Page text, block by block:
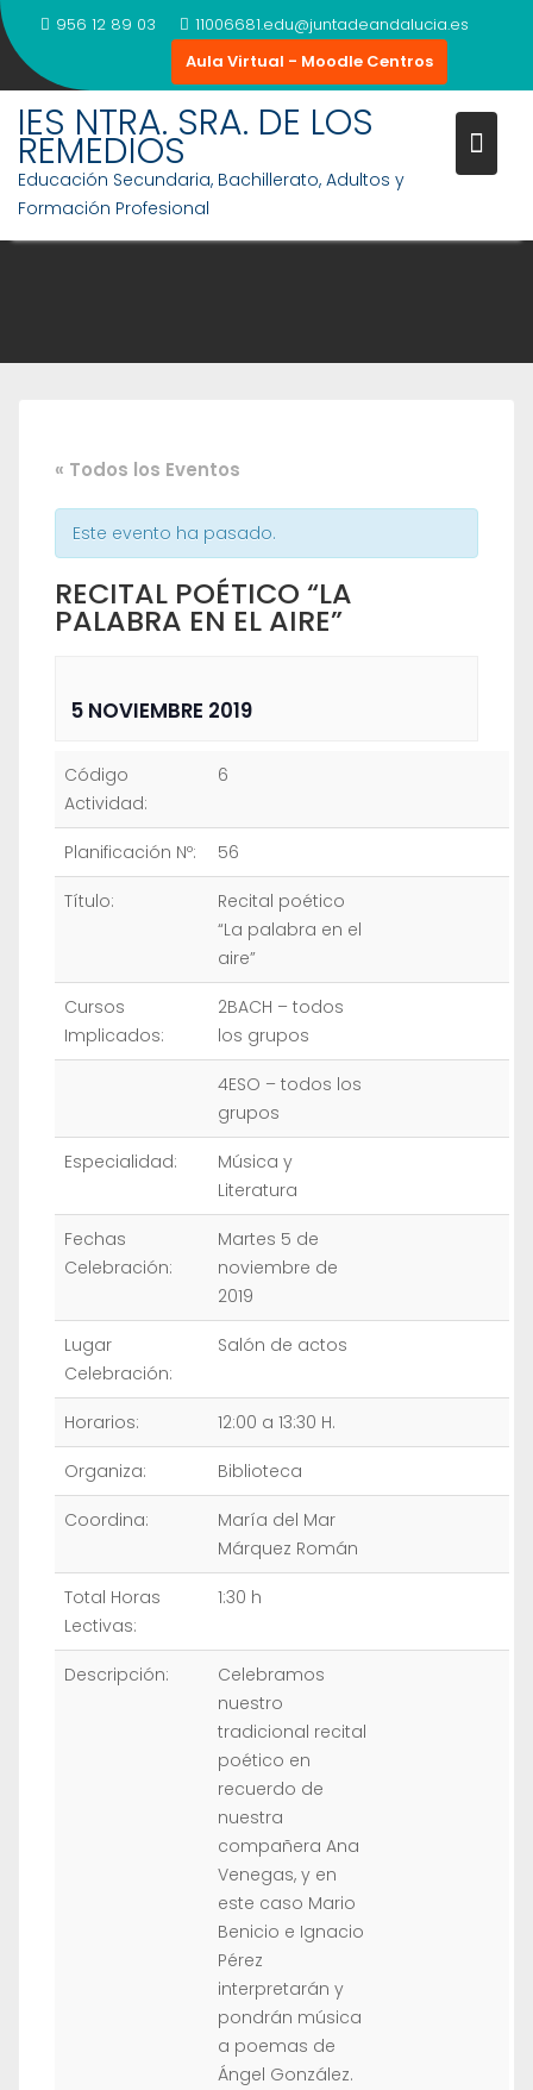
Saltar
al
contenido
956 12 89 03
11006681.edu@juntadeandalucia.es
Aula Virtual - Moodle Centros
IES NTRA. SRA. DE LOS
REMEDIOS
Educación Secundaria, Bachillerato, Adultos y
Formación Profesional
« Todos los Eventos
Este evento ha pasado.
RECITAL POÉTICO “LA
PALABRA EN EL AIRE”
5 NOVIEMBRE 2019
Código
Actividad:
6
Planificación Nº: 56
Título:
Recital poético
“La palabra en el
aire”
Cursos
Implicados:
2BACH – todos
los grupos
4ESO – todos los
grupos
Especialidad:
Música y
Literatura
Fechas
Celebración:
Martes 5 de
noviembre de
2019
Lugar
Celebración:
Salón de actos
Horarios: 12:00 a 13:30 H.
Organiza: Biblioteca
Coordina:
María del Mar
Márquez Román
Total Horas
Lectivas:
1:30 h
Descripción:
Celebramos
nuestro
tradicional recital
poético en
recuerdo de
nuestra
compañera Ana
Venegas, y en
este caso Mario
Benicio e Ignacio
Pérez
interpretarán y
pondrán música
a poemas de
Ángel González.